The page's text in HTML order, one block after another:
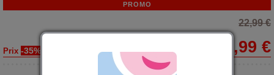
PROMO
22,99 €
Prix -35% 14,99 €